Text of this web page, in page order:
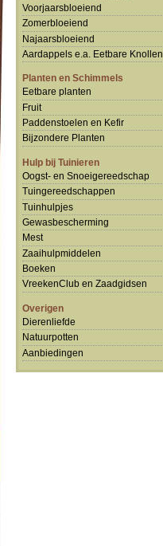
Voorjaarsbloeiend
Zomerbloeiend
Najaarsbloeiend
Aardappels e.a. Eetbare Knollen
Planten en Schimmels
Eetbare planten
Fruit
Paddenstoelen en Kefir
Bijzondere Planten
Hulp bij Tuinieren
Oogst- en Snoeigereedschap
Tuingereedschappen
Tuinhulpjes
Gewasbescherming
Mest
Zaaihulpmiddelen
Boeken
VreekenClub en Zaadgidsen
Overigen
Dierenliefde
Natuurpotten
Aanbiedingen